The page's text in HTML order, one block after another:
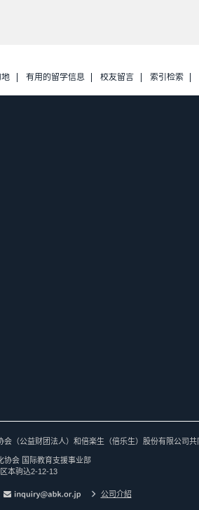
有用的留学信息 校友留言 索引检索
（公益财团法人）和倍楽生（倍乐生）股份有限公司共
协会 国际教育支援事业部
本驹込2-12-13
公司介紹